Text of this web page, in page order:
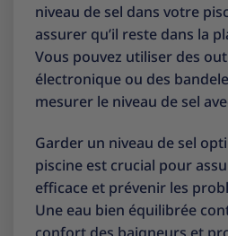
niveau de sel dans votre
assurer qu’il reste dans la
Vous pouvez utiliser des
électronique ou des
mesurer le niveau de sel
Garder un niveau de sel
piscine est crucial pour
efficace et prévenir les
Une eau bien équilibrée
confort des baigneurs et